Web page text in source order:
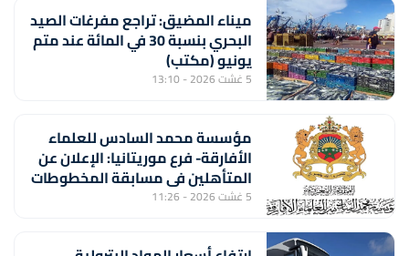
ميناء المضيق: تراجع مفرغات الصيد
البحري بنسبة 30 في المائة عند متم
يونيو (مكتب)
5 غشت 2026 - 13:10
مؤسسة محمد السادس للعلماء
الأفارقة- فرع موريتانيا: الإعلان عن
المتأهلين في مسابقة المخطوطات
والوثائق الإسلامية – الإفريقية
5 غشت 2026 - 11:26